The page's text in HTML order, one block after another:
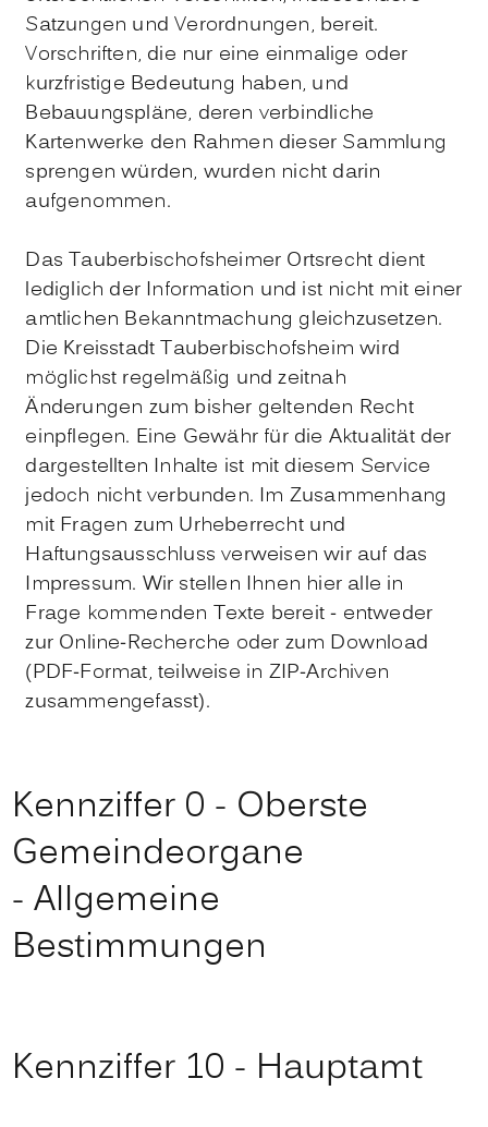
Satzungen und Verordnungen, bereit.
Vorschriften, die nur eine einmalige oder
kurzfristige Bedeutung haben, und
Bebauungspläne, deren verbindliche
Kartenwerke den Rahmen dieser Sammlung
sprengen würden, wurden nicht darin
aufgenommen.
Das Tauberbischofsheimer Ortsrecht dient
lediglich der Information und ist nicht mit einer
amtlichen Bekanntmachung gleichzusetzen.
Die Kreisstadt Tauberbischofsheim wird
möglichst regelmäßig und zeitnah
Änderungen zum bisher geltenden Recht
einpflegen. Eine Gewähr für die Aktualität der
dargestellten Inhalte ist mit diesem Service
jedoch nicht verbunden. Im Zusammenhang
mit Fragen zum Urheberrecht und
Haftungsausschluss verweisen wir auf das
Impressum. Wir stellen Ihnen hier alle in
Frage kommenden Texte bereit - entweder
zur Online-Recherche oder zum Download
(PDF-Format, teilweise in ZIP-Archiven
zusammengefasst).
Kennziffer 0 - Oberste
Gemeindeorgane
- Allgemeine
Bestimmungen
Kennziffer 10 - Hauptamt